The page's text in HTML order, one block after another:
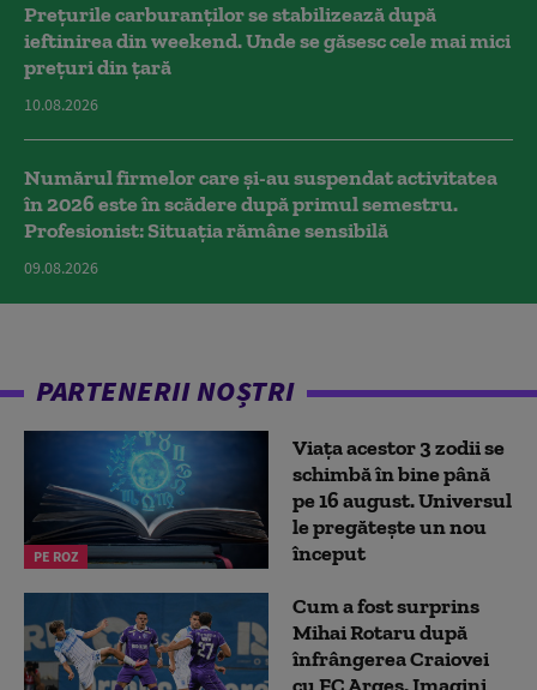
Prețurile carburanților se stabilizează după
ieftinirea din weekend. Unde se găsesc cele mai mici
prețuri din țară
10.08.2026
Numărul firmelor care și-au suspendat activitatea
în 2026 este în scădere după primul semestru.
Profesionist: Situația rămâne sensibilă
09.08.2026
PARTENERII NOȘTRI
PE ROZ
Viața acestor 3 zodii se
schimbă în bine până
pe 16 august. Universul
le pregătește un nou
început
Cum a fost surprins
Mihai Rotaru după
înfrângerea Craiovei